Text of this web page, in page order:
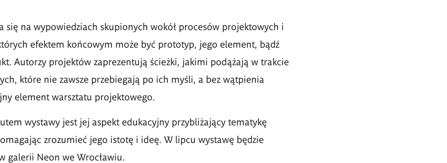
się na wypowiedziach skupionych wokół procesów projektowych i
efektem końcowym może być prototyp, jego element, bądź
Autorzy projektów zaprezentują ścieżki, jakimi podążają w trakcie
które nie zawsze przebiegają po ich myśli, a bez wątpienia
element warsztatu projektowego.
wystawy jest jej aspekt edukacyjny przybliżający tematykę
zrozumieć jego istotę i ideę. W lipcu wystawę będzie
galerii Neon we Wrocławiu.